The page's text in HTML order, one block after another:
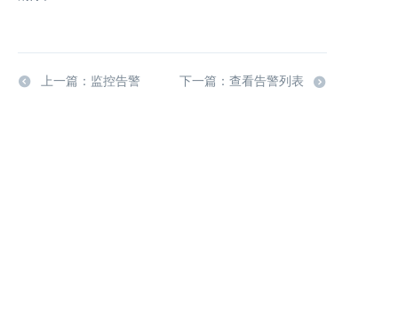
上一篇：监控告警 下一篇：查看告警列表